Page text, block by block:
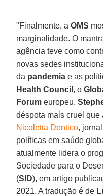
"Finalmente, aOMS
marginalidade. O
agência teve como
novas sedes
da pandemia e as
Health Council , o
Forum europeu.
déspota mais cruel que
Nicoletta Dentico,
políticas em saúde
atualmente lidera o
Sociedade para o
(SID), em artigo
2021. A tradução é de